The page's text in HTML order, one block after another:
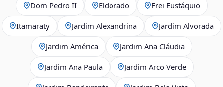
Dom Pedro II Eldorado Frei Eustáquio
Itamaraty Jardim Alexandrina Jardim Alvorada
Jardim América Jardim Ana Cláudia
Jardim Ana Paula Jardim Arco Verde